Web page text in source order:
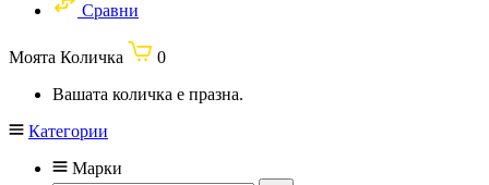
Сравни
Моята Количка
0
Вашата количка е празна.
Категории
Марки